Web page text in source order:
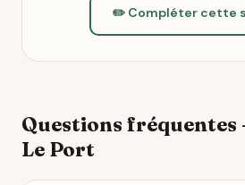
✏️ Compléter cette
Questions fréquentes
Le Port